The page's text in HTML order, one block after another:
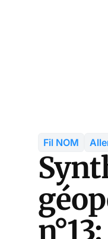
Fil NOM
n°13: